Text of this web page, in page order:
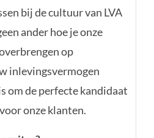
bij de cultuur van LVA
ander hoe je onze
op
inlevingsvermogen
om de perfecte kandidaat
onze klanten.